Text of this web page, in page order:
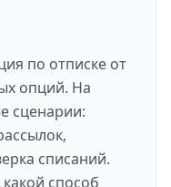
по отписке от
опций. На
сценарии:
списаний.
способ